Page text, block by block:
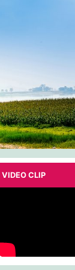
VIDEO CLIP